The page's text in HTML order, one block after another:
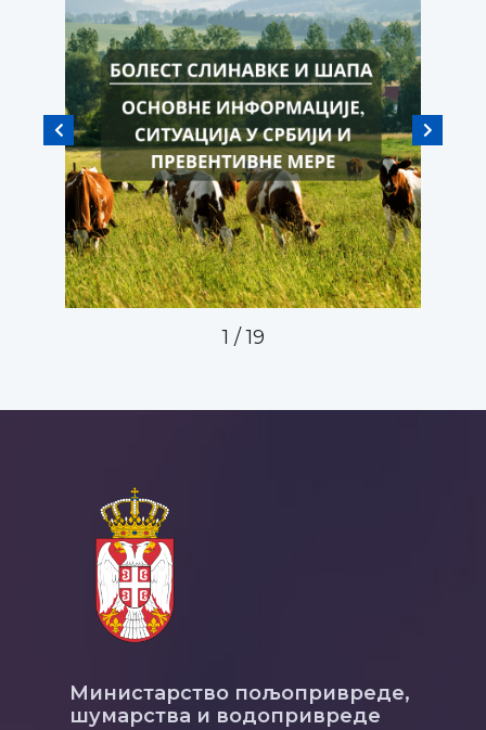
2 / 19
Министарство пољопривреде,
шумарства и водопривреде